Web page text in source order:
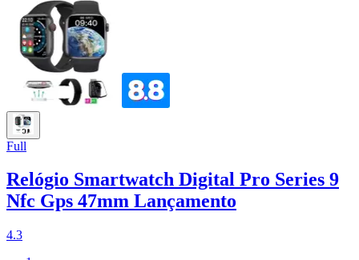
Full
Relógio Smartwatch Digital Pro Series 9
Nfc Gps 47mm Lançamento
4.3